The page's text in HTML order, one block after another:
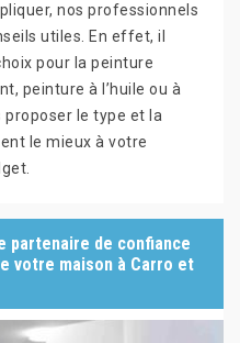
nos professionnels
utiles. En effet, il
pour la peinture
peinture à l’huile ou à
proposer le type et la
le mieux à votre
partenaire de confiance
votre maison à Carro et